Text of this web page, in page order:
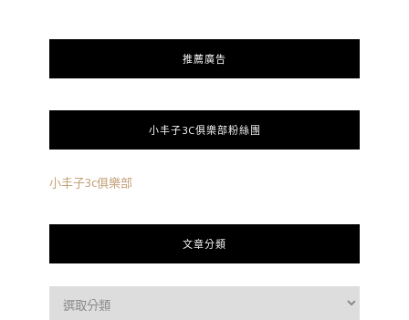
推薦廣告
小丰子3C俱樂部粉絲團
小丰子3c俱樂部
文章分類